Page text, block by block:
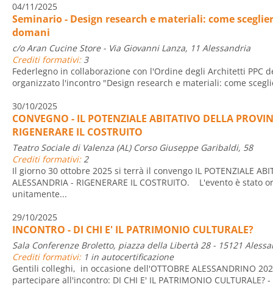
04/11/2025
Seminario - Design research e materiali: come
domani
c/o Aran Cucine Store - Via Giovanni Lanza, 11 Alessandria
Crediti formativi:3
Federlegno in collaborazione con l'Ordine degli Architetti PPC
organizzato l'incontro "Design research e materiali: come
30/10/2025
CONVEGNO - IL POTENZIALE ABITATIVO DELLA
RIGENERARE IL COSTRUITO
Teatro Sociale di Valenza (AL) Corso Giuseppe Garibaldi, 58
Crediti formativi:2
Il giorno 30 ottobre 2025 si terrà il convengo IL POTENZIALE
ALESSANDRIA - RIGENERARE IL COSTRUITO. L'evento è stato
unitamente...
29/10/2025
INCONTRO - DI CHI E' IL PATRIMONIO CULTURALE?
Sala Conferenze Broletto, piazza della Libertà 28 - 15121
Crediti formativi:1 in autocertificazione
Gentili colleghi, in occasione dell'OTTOBRE ALESSANDRINO
partecipare all'incontro: DI CHI E' IL PATRIMONIO